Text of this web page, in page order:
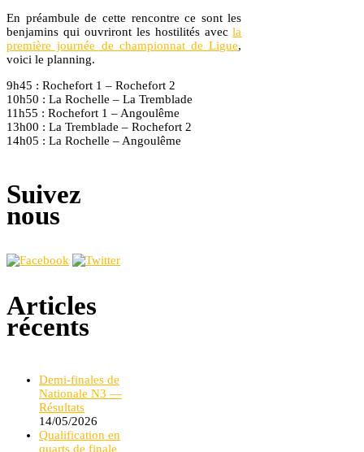
En préambule de cette rencontre ce sont les
benjamins qui ouvriront les hostilités avecla
première journée de championnat de Ligue,
voici le planning.
9h45 : Rochefort 1 – Rochefort 2
10h50 : La Rochelle – La Tremblade
11h55 : Rochefort 1 – Angoulême
13h00 : La Tremblade – Rochefort 2
14h05 : La Rochelle – Angoulême
Suivez
nous
Articles
récents
Demi-finales de
Nationale N3 —
Résultats
14/05/2026
Qualification en
quarts de finale